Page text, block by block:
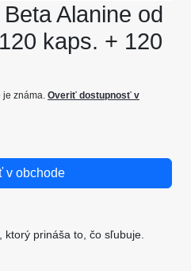
Alanine od
kaps. + 120
je známa. Overiť dostupnosť v
v obchode
ktorý prináša to, čo sľubuje.